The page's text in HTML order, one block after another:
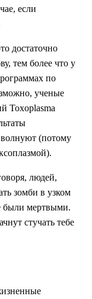
если
достаточно
тем более что у
по
ученые
Toxoplasma
(потому
людей,
зомби в узком
были мертвыми.
стучать тебе